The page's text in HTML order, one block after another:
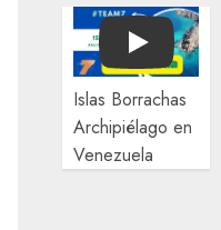
Play
Islas Borrachas
Archipiélago en
Venezuela